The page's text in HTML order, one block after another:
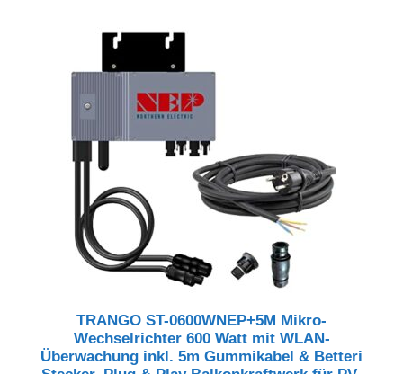
TRANGO ST-0600WNEP+5M Mikro-
Wechselrichter 600 Watt mit WLAN-
Überwachung inkl. 5m Gummikabel & Betteri